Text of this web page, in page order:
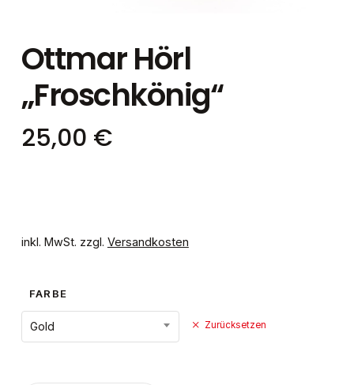
Ottmar Hörl
„Froschkönig“
25,00 €
inkl. MwSt. zzgl. Versandkosten
FARBE
Gold Zurücksetzen